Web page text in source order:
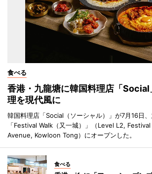
食べる
香港・九龍塘に韓国料理店「
理を現代風に
韓国料理店「Social（ソーシャル）」が7月16日
「Festival Walk（又一城）」（Level L2,
Avenue, Kowloon Tong）にオープンした。
食べる